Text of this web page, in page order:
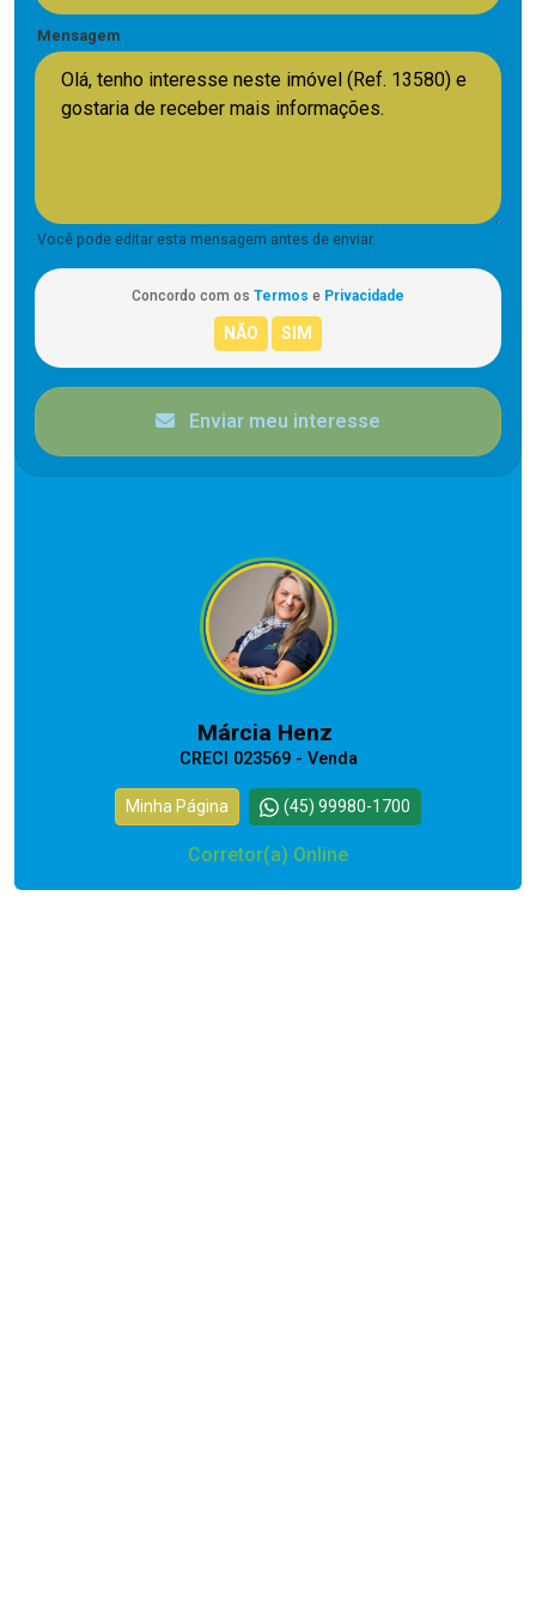
Mensagem
Você pode editar esta mensagem antes de enviar.
Concordo com os Termos e Privacidade
Enviar meu interesse
Márcia Henz
CRECI 023569 - Venda
Minha Página (45) 99980-1700
Corretor(a) Online